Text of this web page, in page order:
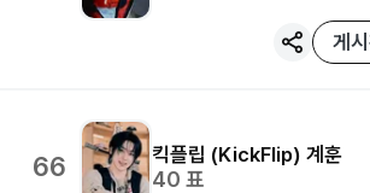
게
66 킥플립 (KickFlip) 계훈
40 표